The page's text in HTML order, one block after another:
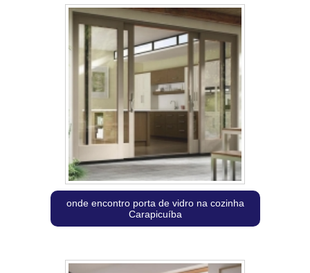
onde encontro porta de vidro na cozinha
Carapicuíba